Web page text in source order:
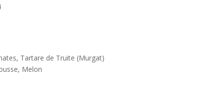
Tartare de Truite (Murgat)
Melon